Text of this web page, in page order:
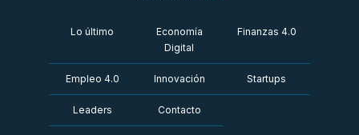
Lo último
Economía
Digital
Finanzas 4.0
Empleo 4.0 Innovación Startups
Leaders Contacto